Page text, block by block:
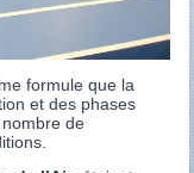
formule que la
et des phases
de